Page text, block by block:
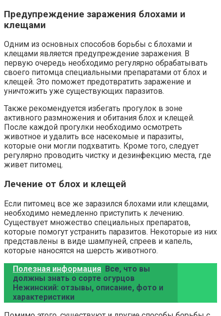
Предупреждение заражения блохами и
клещами
Одним из основных способов борьбы с блохами и
клещами является предупреждение заражения. В
первую очередь необходимо регулярно обрабатывать
своего питомца специальными препаратами от блох и
клещей. Это поможет предотвратить заражение и
уничтожить уже существующих паразитов.
Также рекомендуется избегать прогулок в зоне
активного размножения и обитания блох и клещей.
После каждой прогулки необходимо осмотреть
животное и удалить все насекомые и паразиты,
которые они могли подхватить. Кроме того, следует
регулярно проводить чистку и дезинфекцию места, где
живет питомец.
Лечение от блох и клещей
Если питомец все же заразился блохами или клещами,
необходимо немедленно приступить к лечению.
Существует множество специальных препаратов,
которые помогут устранить паразитов. Некоторые из них
представлены в виде шампуней, спреев и капель,
которые наносятся на шерсть животного.
Полезная информация Все, что вы
должны знать о сорте огурцов
Нежинский: отзывы, описание, фото и
характеристики